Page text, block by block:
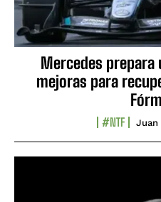
Mercedes prepara
mejoras para
#NTF Juan